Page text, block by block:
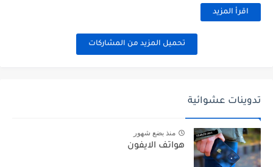
اقرأ المزيد
تحميل المزيد من المشاركات
تدوينات عشوائية
منذ بضع شهور
هواتف الايفون